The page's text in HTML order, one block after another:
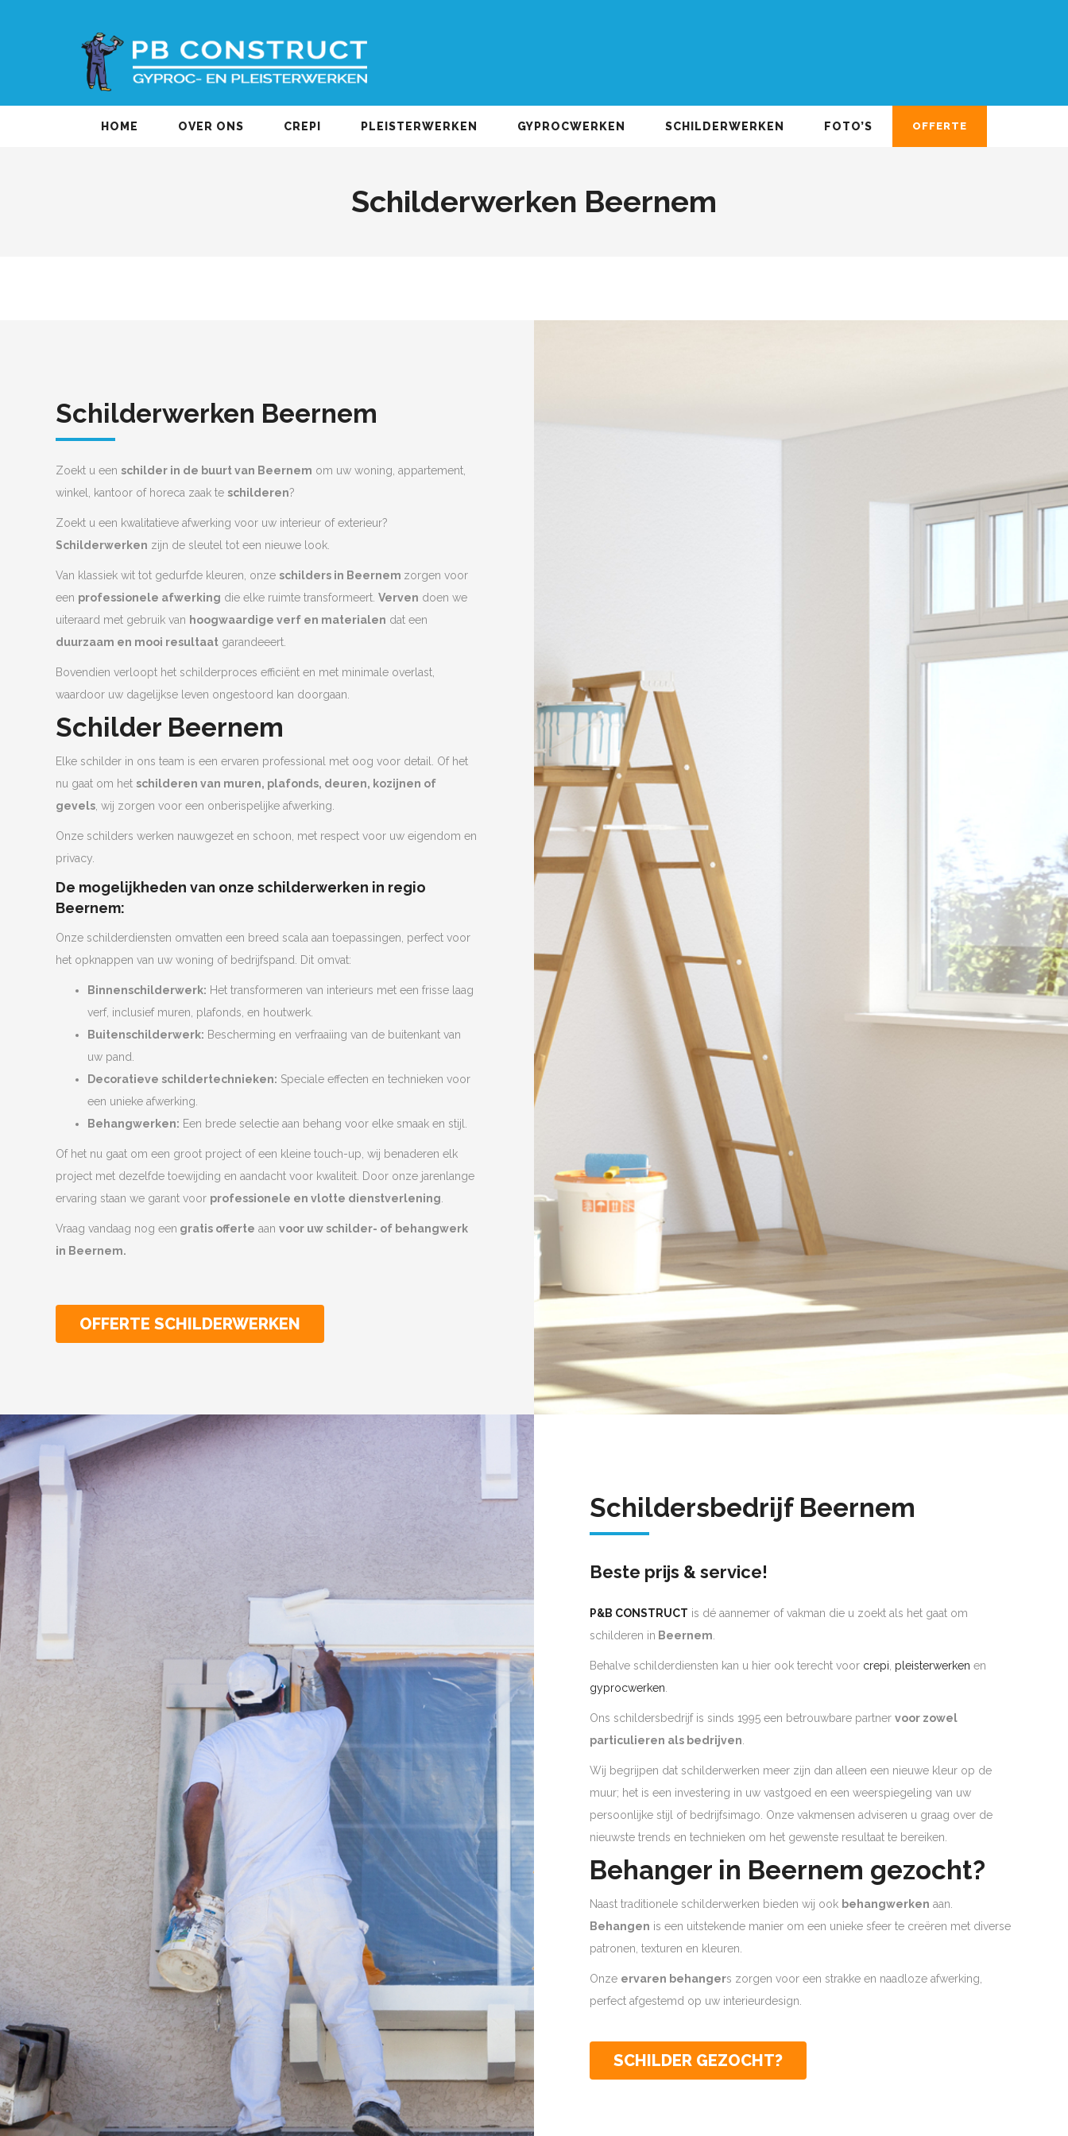
HOME OVER ONS CREPI PLEISTERWERKEN GYPROCWERKEN SCHILDERWERKEN FOTO’S OFFERTE
Schilderwerken Beernem
Schilderwerken Beernem
Zoekt u een schilder in de buurt van Beernem om uw woning, appartement,
winkel, kantoor of horeca zaak te schilderen?
Zoekt u een kwalitatieve afwerking voor uw interieur of exterieur?
Schilderwerken zijn de sleutel tot een nieuwe look.
Van klassiek wit tot gedurfde kleuren, onze schilders in Beernem zorgen voor
een professionele afwerking die elke ruimte transformeert. Verven doen we
uiteraard met gebruik van hoogwaardige verf en materialen dat een
duurzaam en mooi resultaat garandeeert.
Bovendien verloopt het schilderproces efficiënt en met minimale overlast,
waardoor uw dagelijkse leven ongestoord kan doorgaan.
Schilder Beernem
Elke schilder in ons team is een ervaren professional met oog voor detail. Of het
nu gaat om het schilderen van muren, plafonds, deuren, kozijnen of
gevels , wij zorgen voor een onberispelijke afwerking.
Onze schilders werken nauwgezet en schoon, met respect voor uw eigendom en
privacy.
De mogelijkheden van onze schilderwerken in regio
Beernem:
Onze schilderdiensten omvatten een breed scala aan toepassingen, perfect voor
het opknappen van uw woning of bedrijfspand. Dit omvat:
Binnenschilderwerk: Het transformeren van interieurs met een frisse laag
verf, inclusief muren, plafonds, en houtwerk.
Buitenschilderwerk: Bescherming en verfraaiing van de buitenkant van
uw pand.
Decoratieve schildertechnieken: Speciale effecten en technieken voor
een unieke afwerking.
Behangwerken: Een brede selectie aan behang voor elke smaak en stijl.
Of het nu gaat om een groot project of een kleine touch-up, wij benaderen elk
project met dezelfde toewijding en aandacht voor kwaliteit. Door onze jarenlange
ervaring staan we garant voor professionele en vlotte dienstverlening
Vraag vandaag nog een gratis offerte aan voor uw schilder- of behangwerk
in Beernem.
OFFERTE SCHILDERWERKEN
Schildersbedrijf Beernem
Beste prijs & service!
P&B CONSTRUCT is dé aannemer of vakman die u zoekt als het gaat om
schilderen in Beernem
Behalve schilderdiensten kan u hier ook terecht voor crepi pleisterwerken en
gyprocwerken
Ons schildersbedrijf is sinds 1995 een betrouwbare partner voor zowel
particulieren als bedrijven
Wij begrijpen dat schilderwerken meer zijn dan alleen een nieuwe kleur op de
muur; het is een investering in uw vastgoed en een weerspiegeling van uw
persoonlijke stijl of bedrijfsimago. Onze vakmensen adviseren u graag over de
nieuwste trends en technieken om het gewenste resultaat te bereiken.
Behanger in Beernem gezocht?
Naast traditionele schilderwerken bieden wij ook behangwerken aan.
Behangen is een uitstekende manier om een unieke sfeer te creëren met diverse
patronen, texturen en kleuren.
Onze ervaren behangers zorgen voor een strakke en naadloze afwerking,
perfect afgestemd op uw interieurdesign.
SCHILDER GEZOCHT?